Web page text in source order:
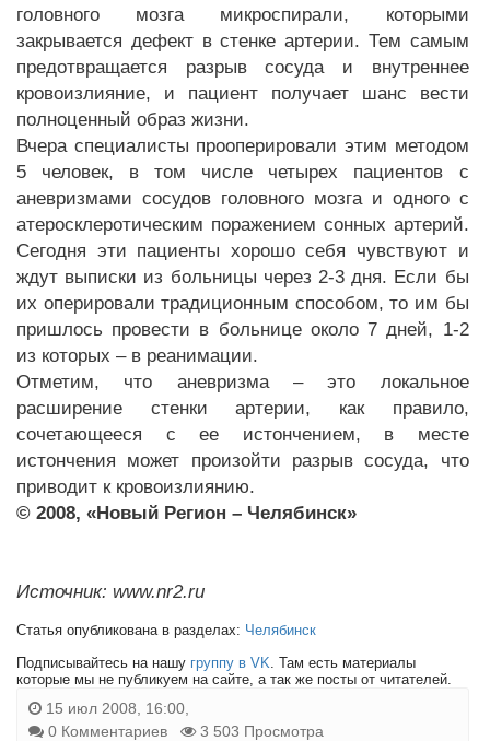
головного мозга микроспирали, которыми
закрывается дефект в стенке артерии. Тем самым
предотвращается разрыв сосуда и внутреннее
кровоизлияние, и пациент получает шанс вести
полноценный образ жизни.
Вчера специалисты прооперировали этим методом
5 человек, в том числе четырех пациентов с
аневризмами сосудов головного мозга и одного с
атеросклеротическим поражением сонных артерий.
Сегодня эти пациенты хорошо себя чувствуют и
ждут выписки из больницы через 2-3 дня. Если бы
их оперировали традиционным способом, то им бы
пришлось провести в больнице около 7 дней, 1-2
из которых – в реанимации.
Отметим, что аневризма – это локальное
расширение стенки артерии, как правило,
сочетающееся с ее истончением, в месте
истончения может произойти разрыв сосуда, что
приводит к кровоизлиянию.
© 2008, «Новый Регион – Челябинск»
Источник: www.nr2.ru
Статья опубликована в разделах: Челябинск
Подписывайтесь на нашу группу в VK. Там есть материалы
которые мы не публикуем на сайте, а так же посты от читателей.
15 июл 2008, 16:00,
0 Комментариев
3 503 Просмотра